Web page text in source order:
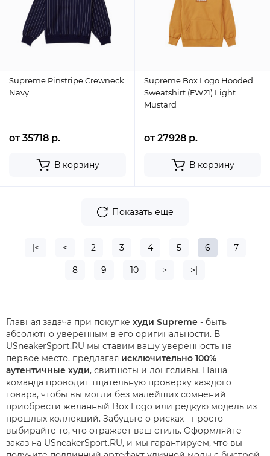
Supreme Pinstripe Crewneck
Navy
от 35718 р.
В корзину
Supreme Box Logo Hooded
Sweatshirt (FW21) Light
Mustard
от 27928 р.
В корзину
Показать еще
|< < 2 3 4 5 6 7
8 9 10 > >|
Главная задача при покупке худи Supreme - быть
абсолютно уверенным в его оригинальности. В
USneakerSport.RU мы ставим вашу уверенность на
первое место, предлагая исключительно 100%
аутентичные худи, свитшоты и лонгсливы. Наша
команда проводит тщательную проверку каждого
товара, чтобы вы могли без малейших сомнений
приобрести желанный Box Logo или редкую модель из
прошлых коллекций. Забудьте о рисках - просто
выбирайте то, что отражает ваш стиль. Оформляйте
заказ на USneakerSport.RU, и мы гарантируем, что вы